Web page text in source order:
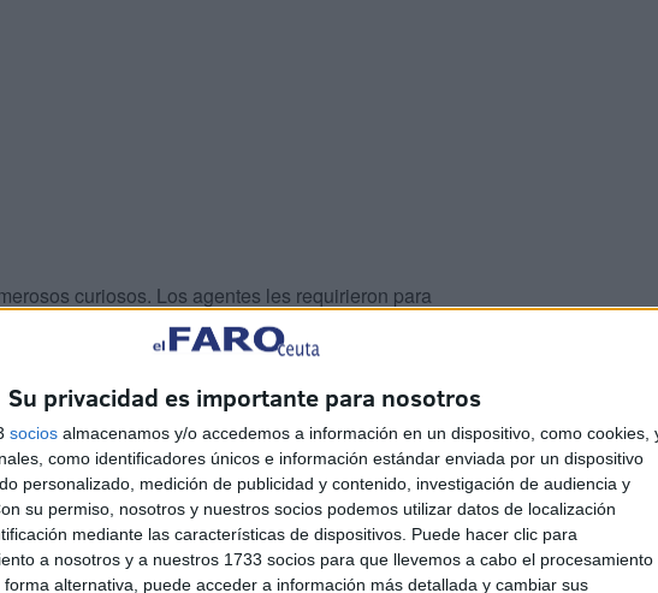
Su privacidad es importante para nosotros
socios almacenamos y/o accedemos a información en un dispositivo, como cookies,
como identificadores únicos e información estándar enviada por un dispositivo
personalizado, medición de publicidad y contenido, investigación de audiencia y
su permiso, nosotros y nuestros socios podemos utilizar datos de localización
mediante las características de dispositivos. Puede hacer clic para
a nosotros y a nuestros 1733 socios para que llevemos a cabo el procesamiento
alternativa, puede acceder a información más detallada y cambiar sus
curiosos. Los agentes les requirieron para
establecimientolos policías intervenían para
las alarmas en una típica tarde de compras,
vía teléfono móvil.